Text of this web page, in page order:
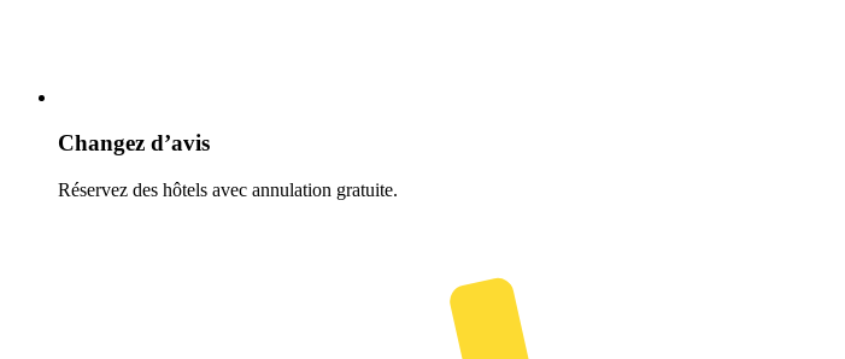
Changez d’avis
Réservez des hôtels avec annulation gratuite.